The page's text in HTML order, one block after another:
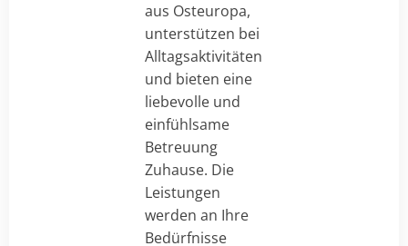
aus Osteuropa,
unterstützen bei
Alltagsaktivitäten
und bieten eine
liebevolle und
einfühlsame
Betreuung
Zuhause. Die
Leistungen
werden an Ihre
Bedürfnisse